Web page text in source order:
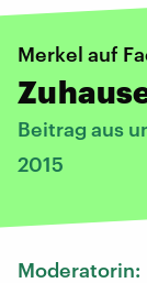
​Merkel auf
Beitrag aus
2015
Moderatorin: